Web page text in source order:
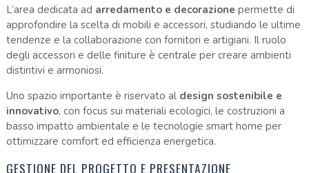
L’area dedicata ad arredamento e decorazione permette di
approfondire la scelta di mobili e accessori, studiando le ultime
tendenze e la collaborazione con fornitori e artigiani. Il ruolo
degli accessori e delle finiture è centrale per creare ambienti
distintivi e armoniosi.
Uno spazio importante è riservato al design sostenibile e
innovativo, con focus sui materiali ecologici, le costruzioni a
basso impatto ambientale e le tecnologie smart home per
ottimizzare comfort ed efficienza energetica.
GESTIONE DEL PROGETTO E PRESENTAZIONE